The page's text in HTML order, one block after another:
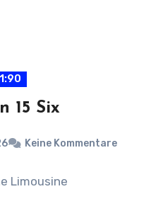
15 Six
Keine Kommentare
Limousine